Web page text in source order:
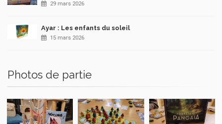
29 mars 2026
Ayar : Les enfants du soleil
15 mars 2026
Photos de partie